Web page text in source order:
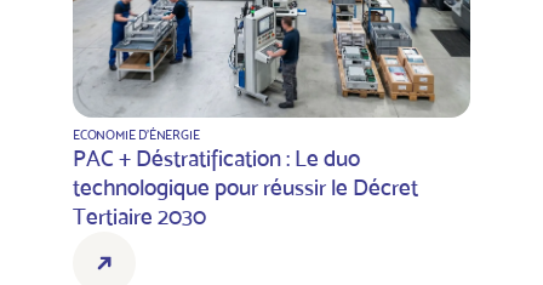
ECONOMIE D'ÉNERGIE
PAC + Déstratification : Le duo
technologique pour réussir le Décret
Tertiaire 2030